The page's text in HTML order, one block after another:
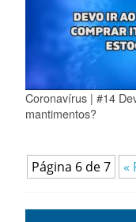
Coronavírus | #14
mantimentos?
Página 6 de 7 «